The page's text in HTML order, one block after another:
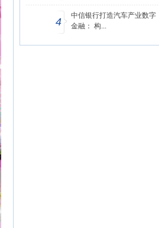
4
中信银行打造汽车产业数字
金融： 构...